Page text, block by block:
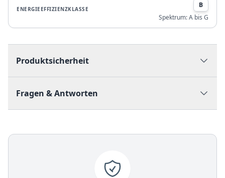
ENERGIEEFFIZIENZKLASSE
B
Spektrum:A bis G
Produktsicherheit
Fragen & Antworten